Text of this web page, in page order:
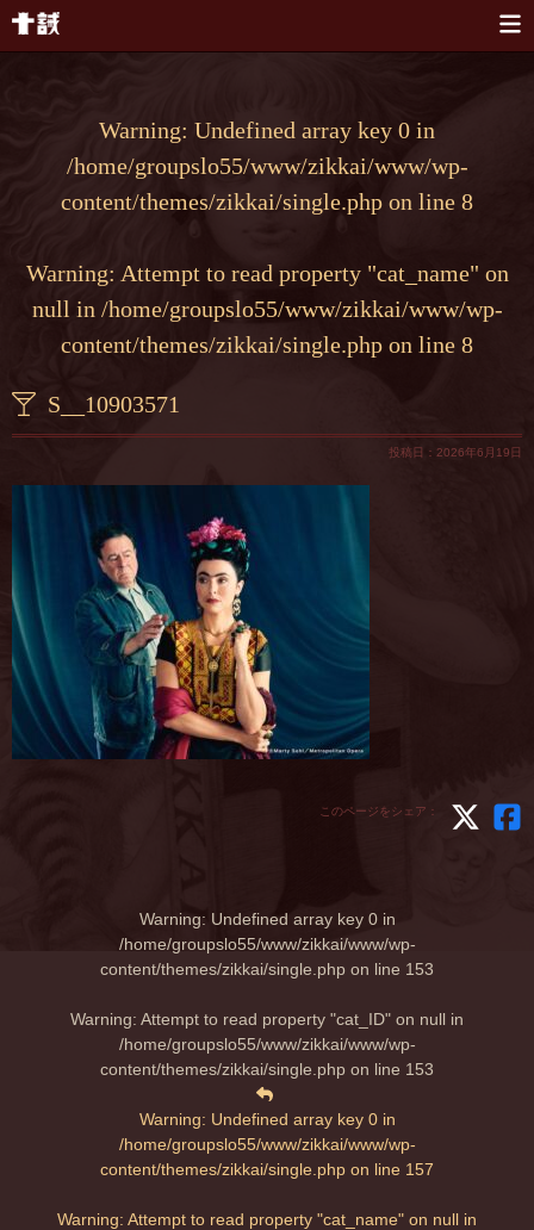
Warning: Undefined array key 0 in
/home/groupslo55/www/zikkai/www/wp-
content/themes/zikkai/single.php on line 8
Warning: Attempt to read property "cat_name" on
null in /home/groupslo55/www/zikkai/www/wp-
content/themes/zikkai/single.php on line 8
S__10903571
投稿日：2026年6月19日
このページをシェア：
Warning: Undefined array key 0 in
/home/groupslo55/www/zikkai/www/wp-
content/themes/zikkai/single.php on line 153
Warning: Attempt to read property "cat_ID" on null in
/home/groupslo55/www/zikkai/www/wp-
content/themes/zikkai/single.php on line 153
Warning: Undefined array key 0 in
/home/groupslo55/www/zikkai/www/wp-
content/themes/zikkai/single.php on line 157
Warning: Attempt to read property "cat_name" on null in